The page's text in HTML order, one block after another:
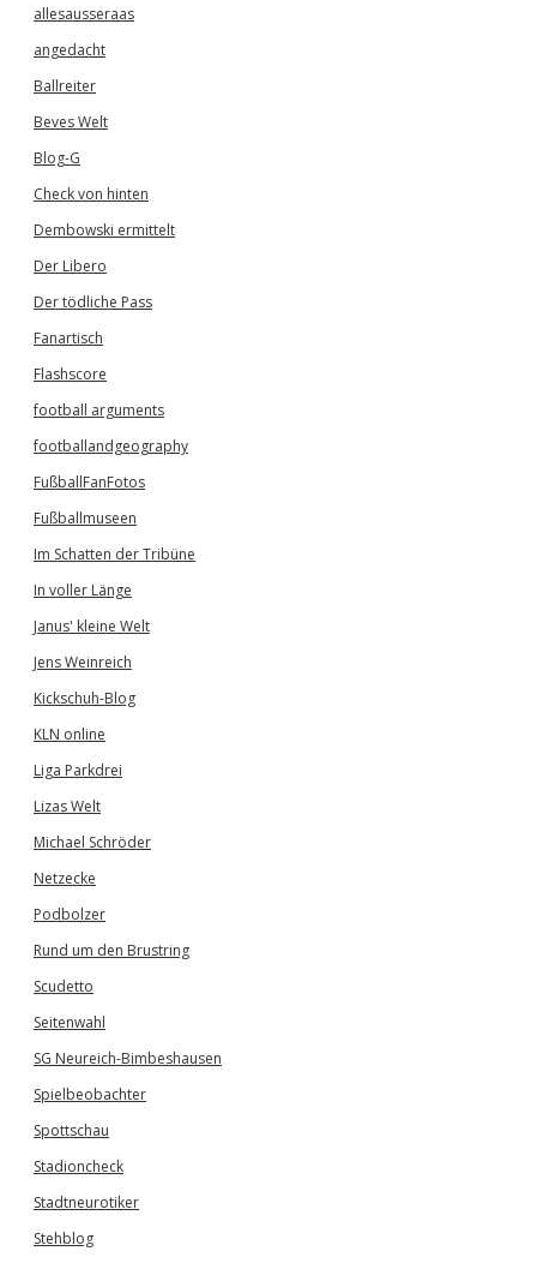
allesausseraas
angedacht
Ballreiter
Beves Welt
Blog-G
Check von hinten
Dembowski ermittelt
Der Libero
Der tödliche Pass
Fanartisch
Flashscore
football arguments
footballandgeography
FußballFanFotos
Fußballmuseen
Im Schatten der Tribüne
In voller Länge
Janus' kleine Welt
Jens Weinreich
Kickschuh-Blog
KLN online
Liga Parkdrei
Lizas Welt
Michael Schröder
Netzecke
Podbolzer
Rund um den Brustring
Scudetto
Seitenwahl
SG Neureich-Bimbeshausen
Spielbeobachter
Spottschau
Stadioncheck
Stadtneurotiker
Stehblog